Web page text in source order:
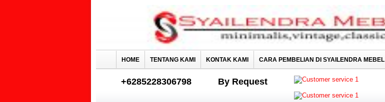
HOME TENTANG KAMI KONTAK KAMI CARA PEMBELIAN DI SYAILENDRA MEBEL
+6285228306798 By Request